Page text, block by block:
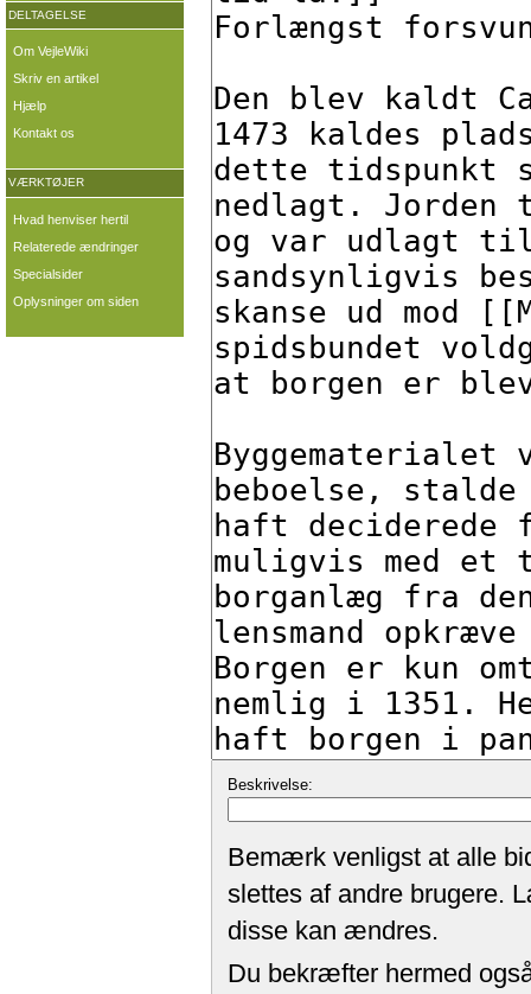
Beskrivelse:
Bemærk venligst at alle
slettes af andre brugere.
disse kan ændres.
Du bekræfter hermed
DELTAGELSE
Om VejleWiki
Skriv en artikel
Hjælp
Kontakt os
VÆRKTØJER
Hvad henviser hertil
Relaterede ændringer
Specialsider
Oplysninger om siden